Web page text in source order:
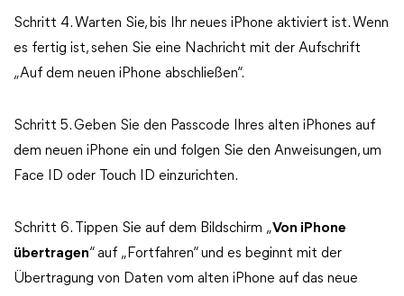
Schritt 4. Warten Sie, bis Ihr neues iPhone aktiviert ist. Wenn
es fertig ist, sehen Sie eine Nachricht mit der Aufschrift
„Auf dem neuen iPhone abschließen“.
Schritt 5. Geben Sie den Passcode Ihres alten iPhones auf
dem neuen iPhone ein und folgen Sie den Anweisungen, um
Face ID oder Touch ID einzurichten.
Schritt 6. Tippen Sie auf dem Bildschirm „Von iPhone
übertragen“ auf „Fortfahren“ und es beginnt mit der
Übertragung von Daten vom alten iPhone auf das neue